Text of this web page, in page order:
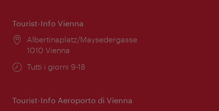
Tourist-Info Vienna
Posizione:
Albertinaplatz/Maysedergasse
1010 Vienna
Orari
Tutti i giorni 9-18
Tourist-Info Aeroporto di Vienna